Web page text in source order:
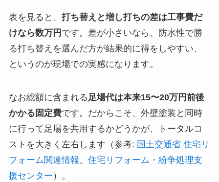
表を見ると、打ち替えと増し打ちの差は工事費だ
けなら数万円 です。差が小さいなら、防水性で勝
る打ち替えを選んだ方が結果的に得をしやすい、
というのが現場での実感になります。
なお総額に含まれる 足場代は本来15〜20万円前後
かかる固定費です。だからこそ、外壁塗装と同時
に行って足場を共用するかどうかが、トータルコ
ストを大きく左右します（参考: 国土交通省 住宅リ
フォーム関連情報 、 住宅リフォーム・紛争処理支
援センター ）。